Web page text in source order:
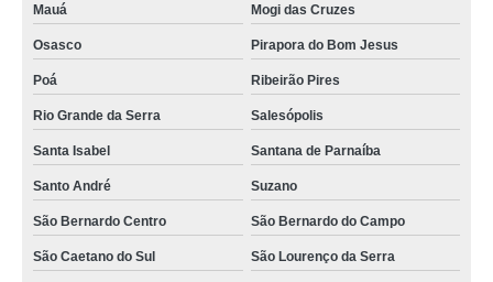
Mauá Mogi das Cruzes
Osasco Pirapora do Bom Jesus
Poá Ribeirão Pires
Rio Grande da Serra Salesópolis
Santa Isabel Santana de Parnaíba
Santo André Suzano
São Bernardo Centro São Bernardo do Campo
São Caetano do Sul São Lourenço da Serra